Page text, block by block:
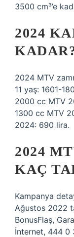
3500 cm³’e
2024
2024 MTV
11 yaş: 1601-
2000 cc MTV
1300 cc MTV
2024: 690 lira.
2024
KAÇ
Kampanya
Ağustos 2022
BonusFlaş,
İnternet, 444 0